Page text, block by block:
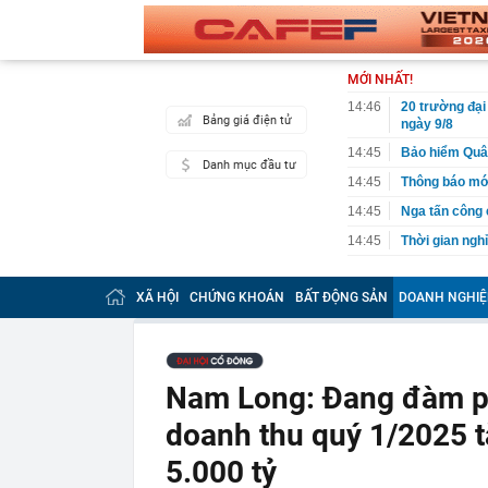
Bảng giá điện tử
Danh mục đầu tư
MỚI NHẤT!
14:46
20 trường đại
ngày 9/8
14:45
Bảo hiểm
14:45
Thông báo
14:45
Nga tấn
14:45
Thời gian
người Nhật
14:40
Vì sao hầu
đồng
14:20
Tử hình
14:19
Phát hiện
XÃ HỘI CHỨNG KHOÁN BẤT ĐỘNG SẢN DOANH
Nam Long: Đang đàm
doanh thu quý 1/2025
5.000 tỷ